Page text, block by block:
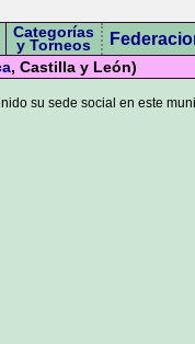
Categorías
y Torneos
, Castilla y León)
su sede social en este